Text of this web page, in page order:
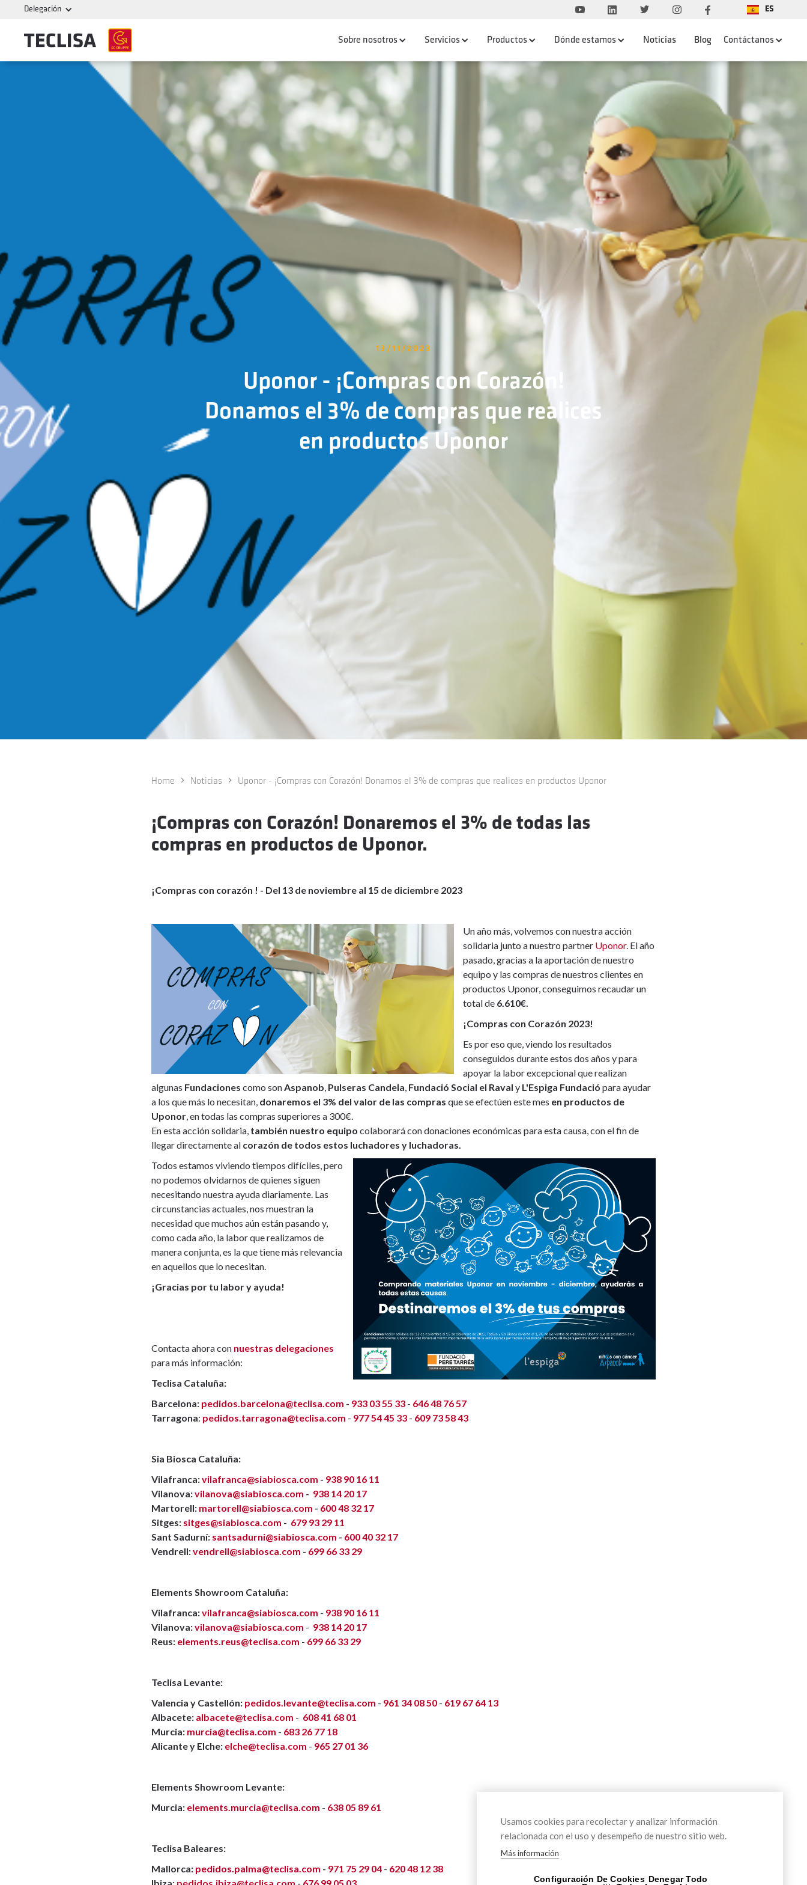
Delegación ES
Sobre nosotros Servicios Productos Dónde estamos Noticias Blog Contáctanos
13/11/2023
Uponor - ¡Compras con Corazón!
Donamos el 3% de compras que realices
en productos Uponor
Home Noticias Uponor - ¡Compras con Corazón! Donamos el 3% de compras que realices en productos Uponor
¡Compras con Corazón! Donaremos el 3% de todas las
compras en productos de Uponor.
¡Compras con corazón ! - Del 13 de noviembre al 15 de diciembre 2023
Un año más, volvemos con nuestra acción
solidaria junto a nuestro partner Uponor. El año
pasado, gracias a la aportación de nuestro
equipo y las compras de nuestros clientes en
productos Uponor, conseguimos recaudar un
total de 6.610€.
¡Compras con Corazón 2023!
Es por eso que, viendo los resultados
conseguidos durante estos dos años y para
apoyar la labor excepcional que realizan
algunas Fundaciones como son Aspanob Pulseras Candela Fundació Social el Raval y L'Espiga Fundació para ayudar
a los que más lo necesitan, donaremos el 3% del valor de las compras que se efectúen este mes en productos de
Uponor , en todas las compras superiores a 300€.
En esta acción solidaria, también nuestro equipo colaborará con donaciones económicas para esta causa, con el fin de
llegar directamente al corazón de todos estos luchadores y luchadoras.
Todos estamos viviendo tiempos difíciles, pero
no podemos olvidarnos de quienes siguen
necesitando nuestra ayuda diariamente. Las
circunstancias actuales, nos muestran la
necesidad que muchos aún están pasando y,
como cada año, la labor que realizamos de
manera conjunta, es la que tiene más relevancia
en aquellos que lo necesitan.
¡Gracias por tu labor y ayuda!
Contacta ahora con nuestras delegaciones
para más información:
Teclisa Cataluña:
Barcelona: pedidos.barcelona@teclisa.com - 933 03 55 33 - 646 48 76 57
Tarragona: pedidos.tarragona@teclisa.com - 977 54 45 33 - 609 73 58 43
Sia Biosca Cataluña:
Vilafranca:vilafranca@siabiosca.com - 938 90 16 11
Vilanova:vilanova@siabiosca.com - 938 14 20 17
Martorell: martorell@siabiosca.com - 600 48 32 17
Sitges: sitges@siabiosca.com - 679 93 29 11
Sant Sadurní: santsadurni@siabiosca.com - 600 40 32 17
Vendrell:vendrell@siabiosca.com - 699 66 33 29
Elements Showroom Cataluña:
Vilafranca:vilafranca@siabiosca.com - 938 90 16 11
Vilanova:vilanova@siabiosca.com - 938 14 20 17
Reus: elements.reus@teclisa.com - 699 66 33 29
Teclisa Levante:
Valencia y Castellón: pedidos.levante@teclisa.com - 961 34 08 50 - 619 67 64 13
Albacete: albacete@teclisa.com - 608 41 68 01
Murcia: murcia@teclisa.com - 683 26 77 18
Alicante y Elche: elche@teclisa.com - 965 27 01 36
Elements Showroom Levante:
Murcia: elements.murcia@teclisa.com - 638 05 89 61
Teclisa Baleares:
Mallorca: pedidos.palma@teclisa.com - 971 75 29 04 - 620 48 12 38
Ibiza: pedidos.ibiza@teclisa.com - 676 99 05 03
Usamos cookies para recolectar y analizar información
relacionada con el uso y desempeño de nuestro sitio web.
Más información
Configuración De Cookies Denegar Todo